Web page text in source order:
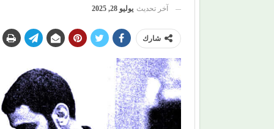
آخر تحديث يوليو 28, 2025
شارك